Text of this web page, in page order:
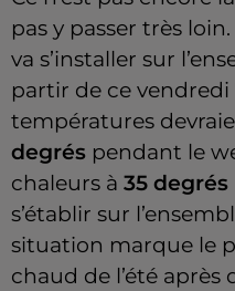
pas y passer très
va s’installer sur
partir de ce vendredi
températures
degrés pendant le
chaleurs à 35 degrés
s’établir sur
situation marque le
chaud de l’été